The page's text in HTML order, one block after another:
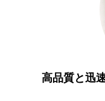
高品質と迅